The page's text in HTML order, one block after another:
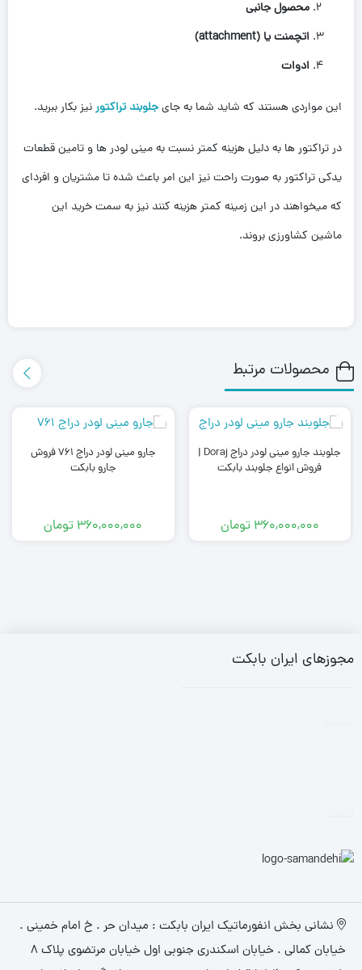
محصول جانبی
اتچمنت یا (attachment)
ادوات
این مواردی هستند که شاید شما به جایجلوبند تراکتورنیز بکار ببرید.
در تراکتور ها به دلیل هزینه کمتر نسبت به مینی لودر ها و تامین قطعات
یدکی تراکتور به صورت راحت نیز این امر باعث شده تا مشتریان و افردای
که میخواهند در این زمینه کمتر هزینه کنند نیز به سمت خرید این
ماشین کشاورزی بروند.
محصولات مرتبط
جلوبند جارو مینی لودر دراج Doraj |
فروش انواع جلوبند بابکت
360,000,000 تومان
جارو مینی لودر دراج 761 فروش
جارو بابکت
360,000,000 تومان
مجوزهای ایران بابکت
نشانی بخش انفورماتیک ایران بابکت : میدان حر . خ امام خمینی .
خیابان کمالی . خیابان اسکندری جنوبی اول خیابان مرتضوی پلاک 8